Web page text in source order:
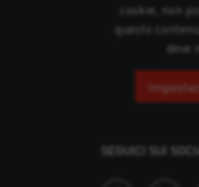
cookie, non
questo
deve
SEGUICI SUI